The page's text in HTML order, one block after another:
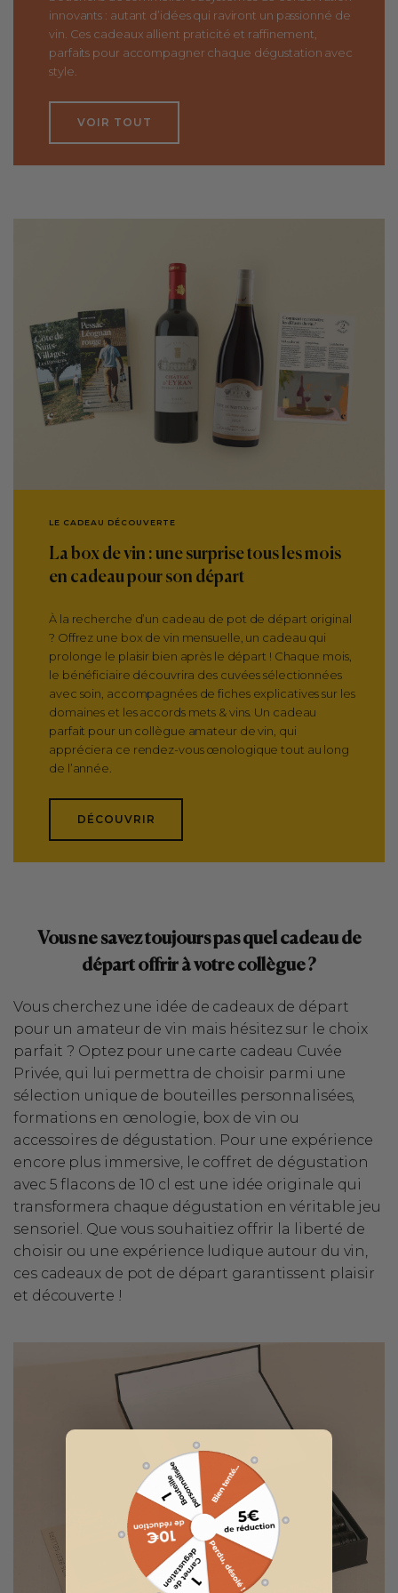
innovants : autant d’idées qui raviront un passionné de
vin. Ces cadeaux allient praticité et raffinement,
parfaits pour accompagner chaque dégustation avec
style.
VOIR TOUT
LE CADEAU DÉCOUVERTE
La box de vin : une surprise tous les mois
en cadeau pour son départ
À la recherche d’un cadeau de pot de départ original
? Offrez une box de vin mensuelle, un cadeau qui
prolonge le plaisir bien après le départ ! Chaque mois,
le bénéficiaire découvrira des cuvées sélectionnées
avec soin, accompagnées de fiches explicatives sur les
domaines et les accords mets & vins. Un cadeau
parfait pour un collègue amateur de vin, qui
appréciera ce rendez-vous œnologique tout au long
de l’année.
DÉCOUVRIR
Vous ne savez toujours pas quel cadeau de
départ offrir à votre collègue ?
Vous cherchez une idée de cadeaux de départ
pour un amateur de vin mais hésitez sur le choix
parfait ? Optez pour une carte cadeau Cuvée
Privée, qui lui permettra de choisir parmi une
sélection unique de bouteilles personnalisées,
formations en œnologie, box de vin ou
accessoires de dégustation. Pour une expérience
encore plus immersive, le coffret de dégustation
avec 5 flacons de 10 cl est une idée originale qui
transformera chaque dégustation en véritable jeu
sensoriel. Que vous souhaitiez offrir la liberté de
choisir ou une expérience ludique autour du vin,
ces cadeaux de pot de départ garantissent plaisir
et découverte !